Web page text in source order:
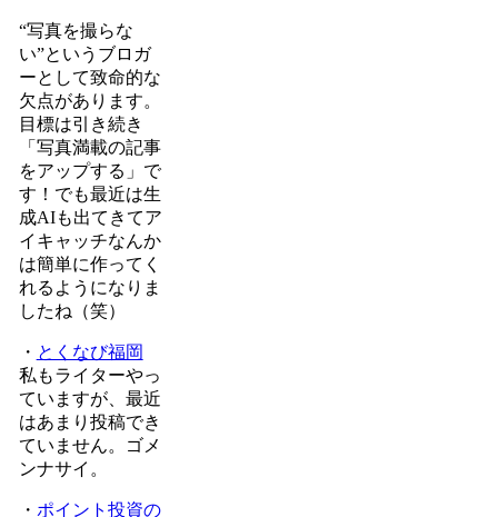
“写真を撮らな
い”というブロガ
ーとして致命的な
欠点があります。
目標は引き続き
「写真満載の記事
をアップする」で
す！でも最近は生
成AIも出てきてア
イキャッチなんか
は簡単に作ってく
れるようになりま
したね（笑）
・ とくなび福岡
私もライターやっ
ていますが、最近
はあまり投稿でき
ていません。ゴメ
ンナサイ。
・ ポイント投資の